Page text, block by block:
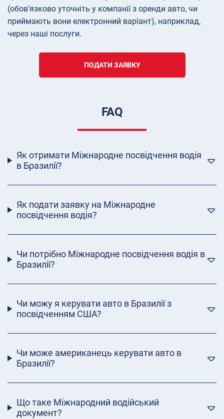
(обов’язково уточніть у компанії з оренди авто, чи
приймають вони електронний варіант), наприклад,
через наші послуги.
ПОДАТИ ЗАЯВКУ
FAQ
Як отримати Міжнародне посвідчення водія
в Бразилії?
Як подати заявку на Міжнародне
посвідчення водія?
Чи потрібно Міжнародне посвідчення водія в
Бразилії?
Чи можу я керувати авто в Бразилії з
посвідченням США?
Чи може американець керувати авто в
Бразилії?
Що таке Міжнародний водійський
документ?